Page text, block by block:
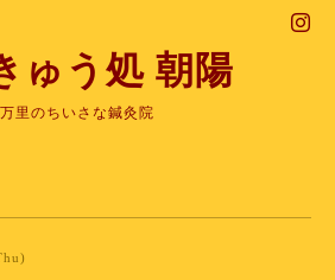
ゅう処 朝陽
里のちいさな鍼灸院